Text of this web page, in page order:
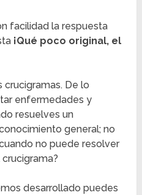
facilidad la respuesta
¡Qué poco original, el
crucigramas. De lo
enfermedades y
resuelves un
general; no
no puede resolver
desarrollado puedes